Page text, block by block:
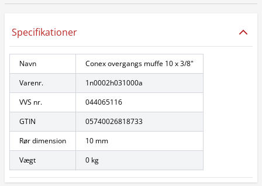
Specifikationer
Navn
Conex overgangs muffe 10 x 3/8"
Varenr.
1n0002h031000a
VVS nr.
044065116
GTIN
05740026818733
Rør dimension
10 mm
Vægt
0 kg